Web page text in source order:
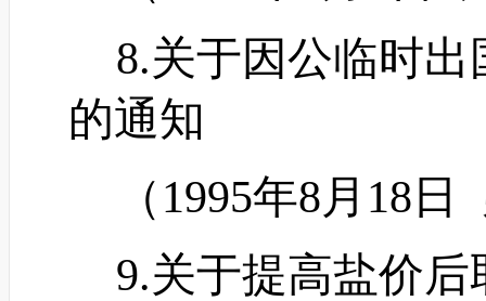
8.关于因公临时出
的通知
（1995年8月18
9.关于提高盐价后